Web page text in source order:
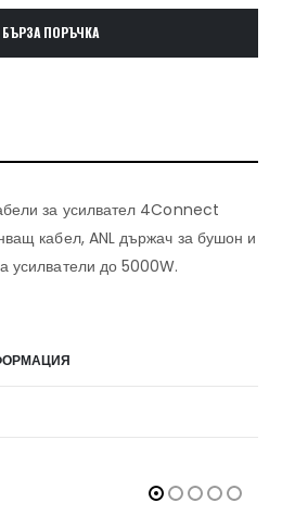
БЪРЗА ПОРЪЧКА
за усилвател 4Connect
кабел, ANL държач за бушон и
усилватели до 5000W.